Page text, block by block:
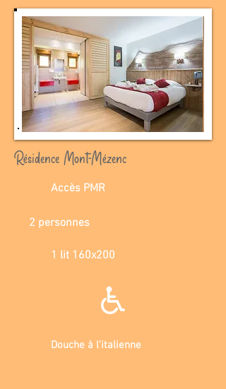
Résidence Mont-Mézenc
Accès PMR
2 personnes
1 lit 160x200
Douche à l'italienne